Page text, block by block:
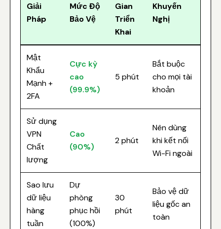
Giải
Pháp
Mức Độ
Bảo Vệ
Gian
Triển
Khai
Khuyến
Nghị
Mật
Khẩu
Mạnh +
2FA
Cực kỳ
cao
(99.9%)
5 phút
Bắt buộc
cho mọi tài
khoản
Sử dụng
VPN
Chất
lượng
Cao
(90%)
2 phút
Nên dùng
khi kết nối
Wi-Fi ngoài
Sao lưu
dữ liệu
hàng
tuần
Dự
phòng
phục hồi
(100%)
30
phút
Bảo vệ dữ
liệu gốc an
toàn